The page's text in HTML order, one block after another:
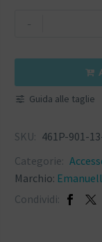
-

Guida alle taglie
SKU: 461P-901-
Categorie:
Marchio:
Condividi: